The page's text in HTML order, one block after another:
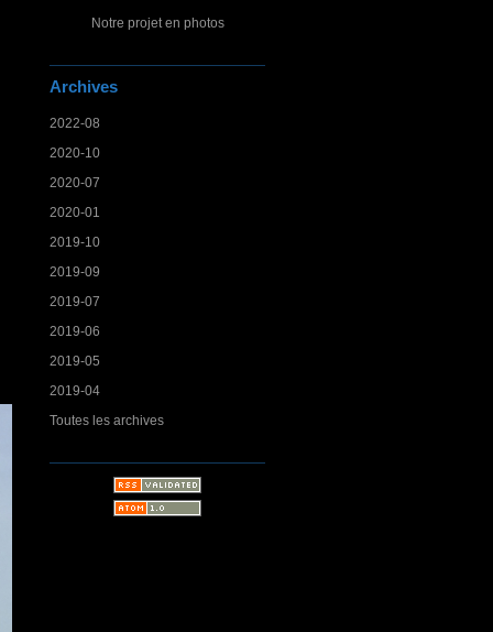
Notre projet en photos
Archives
2022-08
2020-10
2020-07
2020-01
2019-10
2019-09
2019-07
2019-06
2019-05
2019-04
Toutes les archives